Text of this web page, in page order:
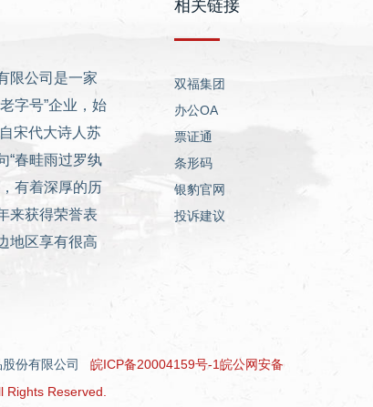
限公司是一家
字号”企业，始
宋代大诗人苏
“春畦雨过罗纨
有着深厚的历
来获得荣誉表
地区享有很高
相关链接
双福集团
办公OA
票证通
条形码
银豹官网
投诉建议
份有限公司 皖ICP备20004159号-1皖公网安备
Reserved.